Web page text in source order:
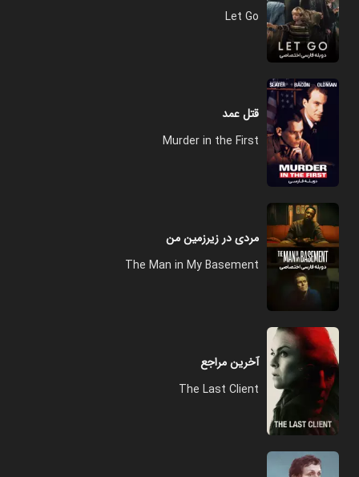
Let Go
قتل عمد
Murder in the First
مردی در زیرزمین من
The Man in My Basement
آخرین مراجع
The Last Client